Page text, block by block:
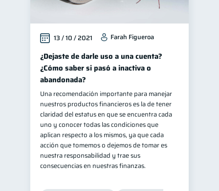
13 / 10 / 2021 Farah Figueroa
¿Dejaste de darle uso a una cuenta?
¿Cómo saber si pasó a inactiva o
abandonada?
Una recomendación importante para manejar
nuestros productos financieros es la de tener
claridad del estatus en que se encuentra cada
uno y conocer todas las condiciones que
aplican respecto a los mismos, ya que cada
acción que tomemos o dejemos de tomar es
nuestra responsabilidad y trae sus
consecuencias en nuestras finanzas.